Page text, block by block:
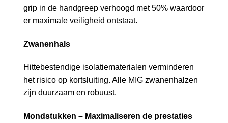
grip in de handgreep verhoogd met 50% waardoor
er maximale veiligheid ontstaat.
Zwanenhals
Hittebestendige isolatiematerialen verminderen
het risico op kortsluiting. Alle MIG zwanenhalzen
zijn duurzaam en robuust.
Mondstukken – Maximaliseren de prestaties